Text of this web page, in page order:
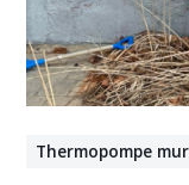
Thermopompe